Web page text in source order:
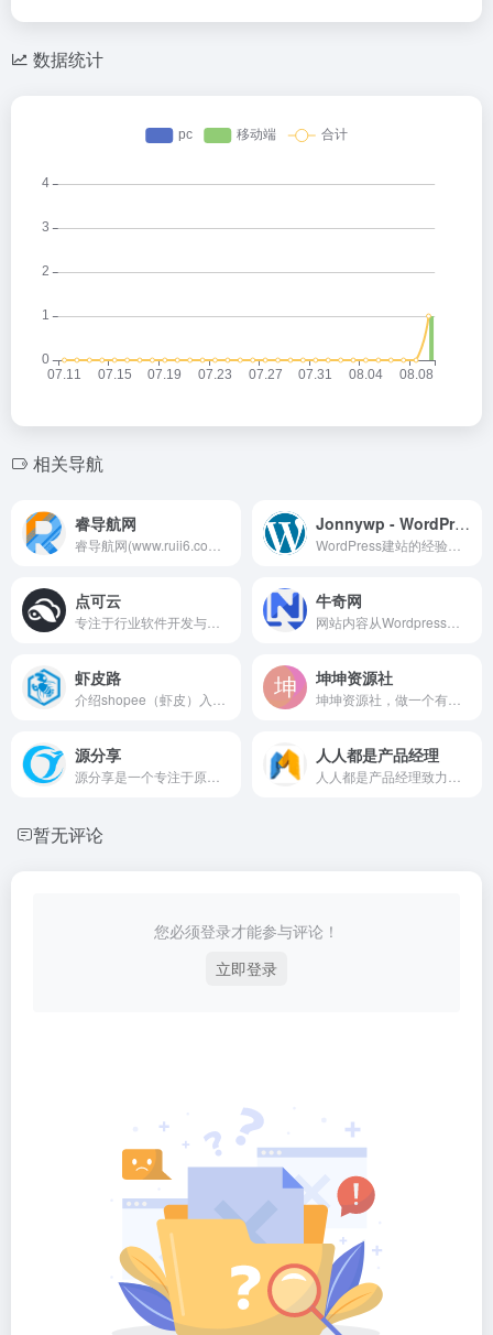
数据统计
相关导航
睿导航网 Jonnywp - WordPress建站的经验和踩坑分享
点可云 牛奇网
虾皮路 坤坤资源社
源分享 人人都是产品经理
暂无评论
您必须登录才能参与评论！
立即登录